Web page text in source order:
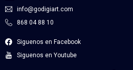
info@godigiart.com
868 04 88 10
Siguenos en Facebook
Siguenos en Youtube